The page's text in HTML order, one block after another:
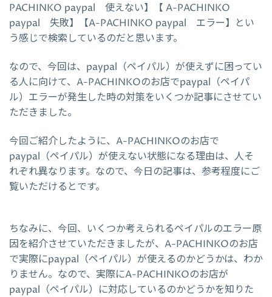
PACHINKO paypal 使えない】【 A-PACHINKO
paypal 失敗】【A-PACHINKO paypal エラー】とい
う感じで検索しているのだと思います。
なので、今回は、paypal（ペイパル）が使えずに困ってい
る人に向けて、A-PACHINKOのお店でpaypal（ペイパ
ル）エラーが発生した時の対策をいくつか記事にさせてい
ただきました。
今回ご紹介したように、A-PACHINKOのお店で
paypal（ペイパル）が使えない状態になる理由は、人そ
れぞれ異なります。なので、今日の記事は、参考程度にご
覧いただけるとです。
ちなみに、今回、いくつか考えられるペイパルのエラー原
因を紹介させていただきましたが、A-PACHINKOのお店
で実際にpaypal（ペイパル）が使えるのかどうかは、わか
りません。なので、実際にA-PACHINKOのお店が
paypal（ペイパル）に対応しているのかどうかを知りた